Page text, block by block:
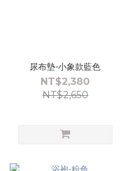
尿布墊-小象款藍色
NT$2,380
NT$2,650